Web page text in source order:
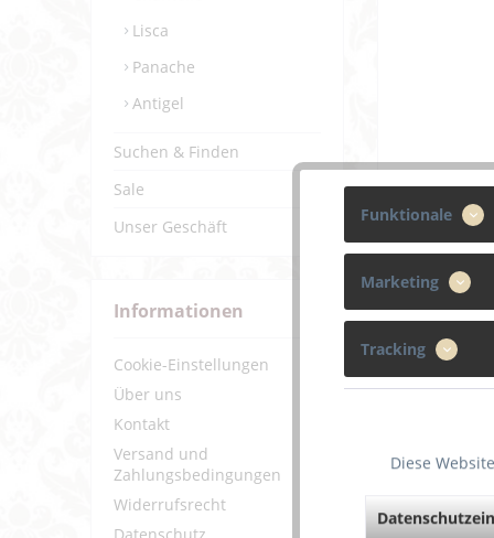
Lisca
Panache
Antigel
Suchen & Finden
Sale
Unser Geschäft
Informationen
Cookie-Einstellungen
Über uns
Kontakt
Versand und
Zahlungsbedingungen
Widerrufsrecht
Funktionale
Marketing
Tracking
Diese